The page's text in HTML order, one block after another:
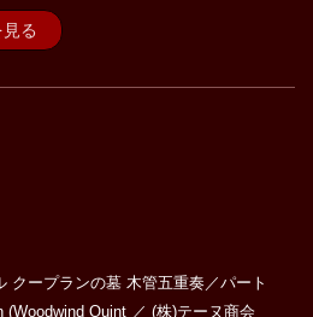
る
クープランの墓 木管五重奏／パート
(Woodwind Quint ／ (株)テーヌ商会